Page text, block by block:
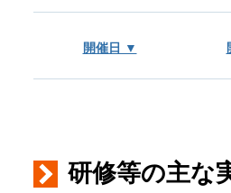
開催日 ▼
研修等の主な